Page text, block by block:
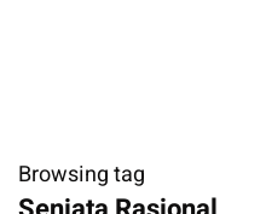
Browsing tag